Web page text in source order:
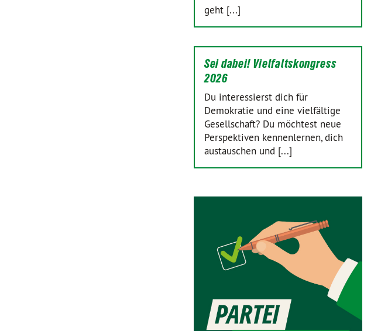
geht [...]
Sei dabei! Vielfaltskongress
2026
Du interessierst dich für
Demokratie und eine vielfältige
Gesellschaft? Du möchtest neue
Perspektiven kennenlernen, dich
austauschen und [...]